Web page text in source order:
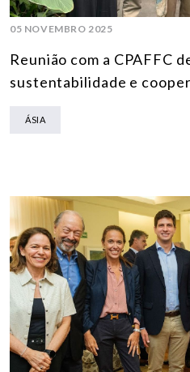
05 NOVEMBRO 2025
Reunião com a CPAFFC
sustentabilidade e
ÁSIA